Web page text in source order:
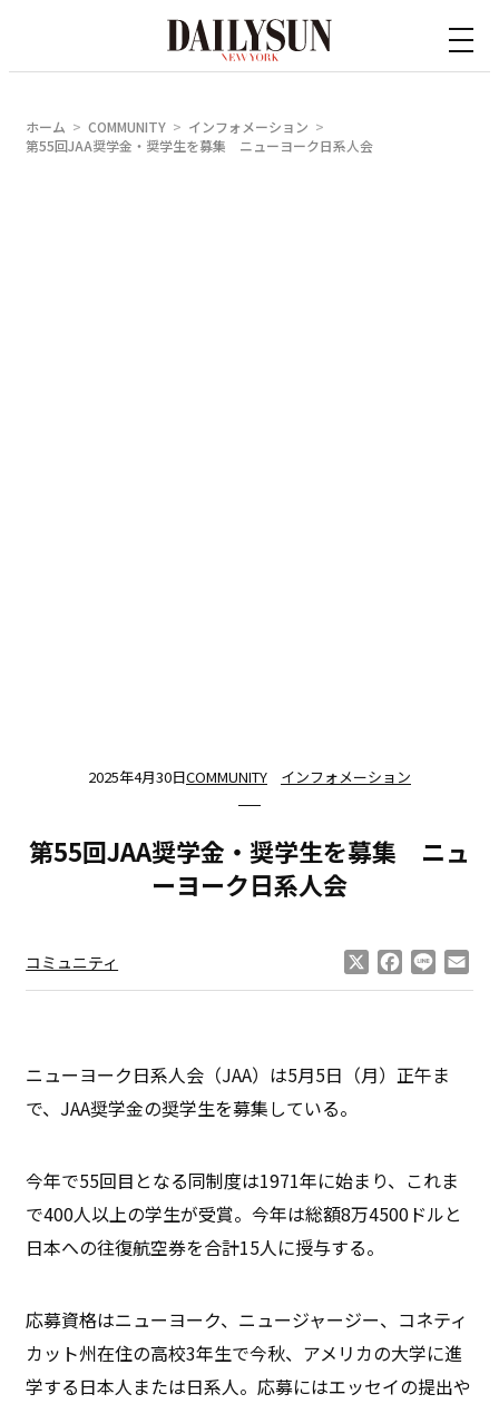
ホーム COMMUNITY
インフォメーション
第55回JAA奨学金・奨学生を募集 ニューヨーク日系人会
2025年4月30日COMMUNITY インフォメーション
第55回JAA奨学金・奨学生を募集 ニュ
ーヨーク日系人会
コミュニティ Facebook
Line
ニューヨーク日系人会（JAA）は5月5日（月）正午ま
で、JAA奨学金の奨学生を募集している。
今年で55回目となる同制度は1971年に始まり、これま
で400人以上の学生が受賞。今年は総額8万4500ドルと
日本への往復航空券を合計15人に授与する。
応募資格はニューヨーク、ニュージャージー、コネティ
カット州在住の高校3年生で今秋、アメリカの大学に進
学する日本人または日系人。応募にはエッセイの提出や